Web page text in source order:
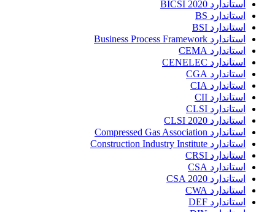
استاندارد BICSI 2020
استاندارد BS
استاندارد BSI
استاندارد Business Process Framework
استاندارد CEMA
استاندارد CENELEC
استاندارد CGA
استاندارد CIA
استاندارد CII
استاندارد CLSI
استاندارد CLSI 2020
استاندارد Compressed Gas Association
استاندارد Construction Industry Institute
استاندارد CRSI
استاندارد CSA
استاندارد CSA 2020
استاندارد CWA
استاندارد DEF